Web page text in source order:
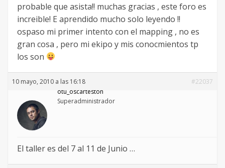
probable que asista!! muchas gracias , este foro es
increible! E aprendido mucho solo leyendo !!
ospaso mi primer intento con el mapping , no es
gran cosa , pero mi ekipo y mis conocmientos tp
los son
10 mayo, 2010 a las 16:18
#22037
otu_oscarteston
Superadministrador
El taller es del 7 al 11 de Junio …